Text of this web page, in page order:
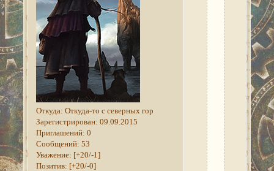
Откуда: Откуда-то с северных гор
Зарегистрирован: 09.09.2015
Приглашений: 0
Сообщений: 53
Уважение: [+20/-1]
Позитив: [+20/-0]
ок.
408
3Э
Место
старта:
Морроувинд,
пустоши
Эшленда
*
Участники:
Майрик
Хофвинг
Данель
Телас